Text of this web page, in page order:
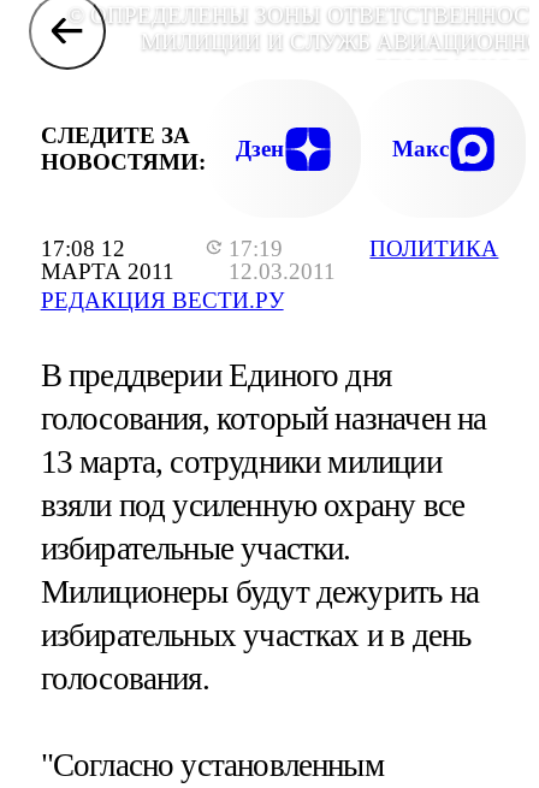
17:08 12
МАРТА 2011
17:19
12.03.2011
РЕДАКЦИЯ ВЕСТИ.РУ
ПОЛИТИКА
© ОПРЕДЕЛЕНЫ ЗОНЫ
МИЛИЦИИ И СЛУЖБ
СЛЕДИТЕ ЗА
НОВОСТЯМИ:
Дзен Макс
В преддверии Единого дня
голосования, который назначен на
13 марта, сотрудники милиции
взяли под усиленную охрану все
избирательные участки.
Милиционеры будут дежурить на
избирательных участках и в день
голосования.
"Согласно установленным